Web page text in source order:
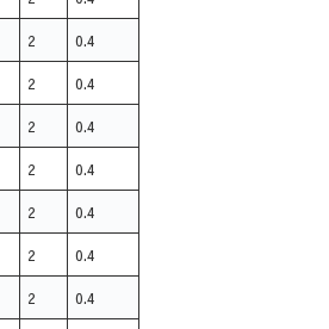
2 0.4
2 0.4
2 0.4
2 0.4
2 0.4
2 0.4
2 0.4